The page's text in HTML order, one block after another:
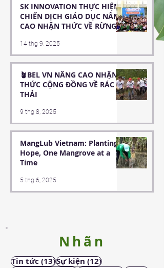
SK INNOVATION THỰC HIỆN
CHIẾN DỊCH GIÁO DỤC NÂNG
CAO NHẬN THỨC VỀ RỪNG
SINH TRƯỜNG TIỂU HỌC
HOÀ MINH
14 thg 9, 2025
🪴BEL VN NÂNG CAO NHẬN
THỨC CỘNG ĐỒNG VỀ RÁC
THẢI
9 thg 8, 2025
MangLub Vietnam: Planting
Hope, One Mangrove at a
Time
5 thg 6, 2025
Nhãn
Tin tức (13)13 bài đăng
Sự kiện (12)12 bài đăng